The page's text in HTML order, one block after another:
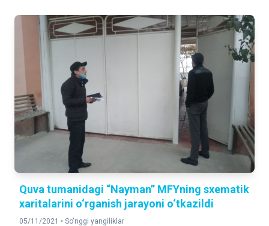
Quva tumanidagi “Nayman” MFYning sxematik
xaritalarini o‘rganish jarayoni o‘tkazildi
05/11/2021 • So'nggi yangiliklar